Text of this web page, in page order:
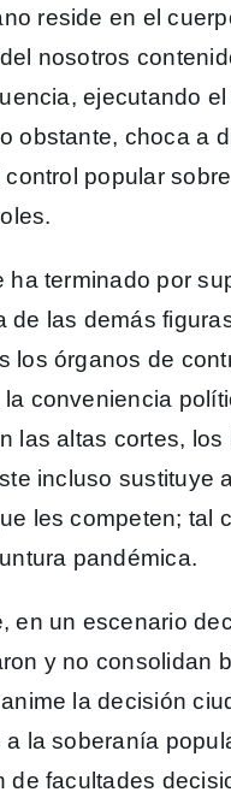
reside en el
nosotros
ejecutando
obstante, choca a
popular
ha terminado por
de las demás
los órganos de
conveniencia
las altas cortes,
incluso sustituye
les competen; tal
pandémica.
en un escenario
y no consolidan
la decisión
la soberanía
de facultades